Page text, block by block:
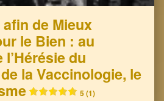
de Mieux
le Bien : au
du
la Vaccinologie, le
5 (1)